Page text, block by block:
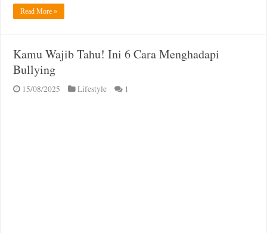
Read More »
Kamu Wajib Tahu! Ini 6 Cara Menghadapi
Bullying
15/08/2025 Lifestyle 1